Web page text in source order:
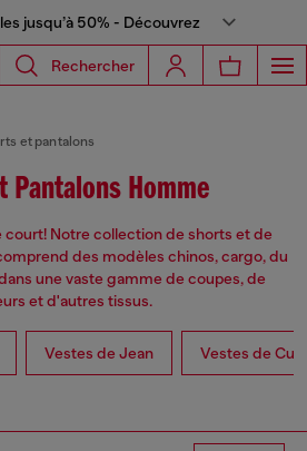
jusqu’à 50% - Découvrez
Rechercher
et pantalons
Pantalons Homme
court! Notre collection de shorts et de
des modèles chinos, cargo, du
une vaste gamme de coupes, de
et d'autres tissus.
Vestes de Jean Vestes de Cuir